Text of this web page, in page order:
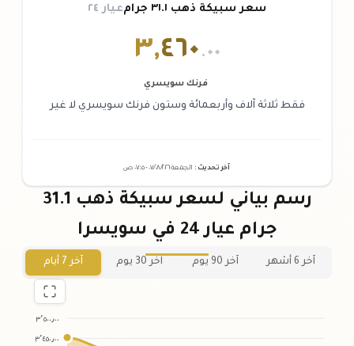
سعر سبيكة ذهب ٣١.١ جرام عيار ٢٤
٣,٤٦٠ .٠٠
فرنك سويسري
فقط ثلاثة آلاف وأربعمائة وستون فرنك سويسري لا غير
آخر تحديث : الجمعة ٠٧ /٠٨/٢٠٢٦ - ٠٧:٠٥ ص
رسم بياني لسعر سبيكة ذهب 31.1
جرام عيار 24 في سويسرا
آخر 6 أشهر آخر 90 يوم آخر 30 يوم آخر 7 أيام
٣٬٥٠٠٫٠٠
٣٬٤٥٠٫٠٠